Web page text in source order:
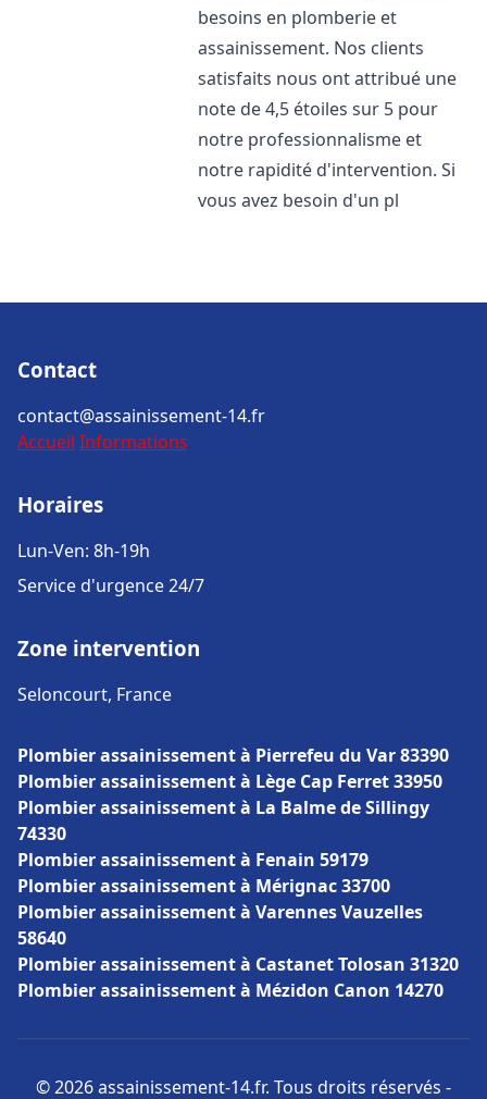
besoins en plomberie et
assainissement. Nos clients
satisfaits nous ont attribué une
note de 4,5 étoiles sur 5 pour
notre professionnalisme et
notre rapidité d'intervention. Si
vous avez besoin d'un pl
Contact
contact@assainissement-14.fr
Accueil Informations
Horaires
Lun-Ven: 8h-19h
Service d'urgence 24/7
Zone intervention
Seloncourt, France
Plombier assainissement à Pierrefeu du Var 83390
Plombier assainissement à Lège Cap Ferret 33950
Plombier assainissement à La Balme de Sillingy
74330
Plombier assainissement à Fenain 59179
Plombier assainissement à Mérignac 33700
Plombier assainissement à Varennes Vauzelles
58640
Plombier assainissement à Castanet Tolosan 31320
Plombier assainissement à Mézidon Canon 14270
© 2026 assainissement-14.fr. Tous droits réservés -